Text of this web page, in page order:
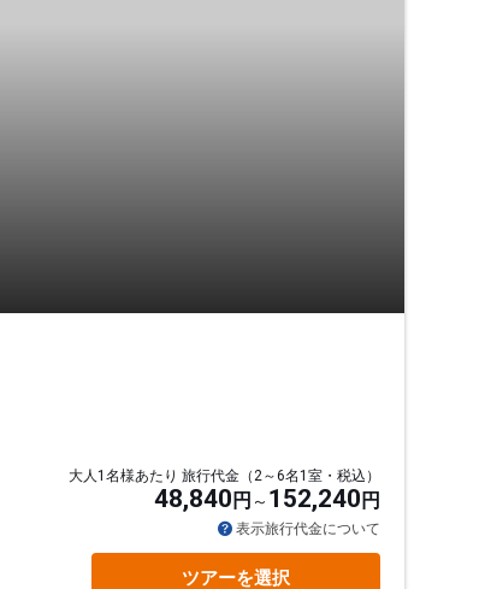
大人1名様あたり 旅行代金（2～6名1室・税込）
48,840 円 152,240 円
表示旅行代金について
ツアーを選択